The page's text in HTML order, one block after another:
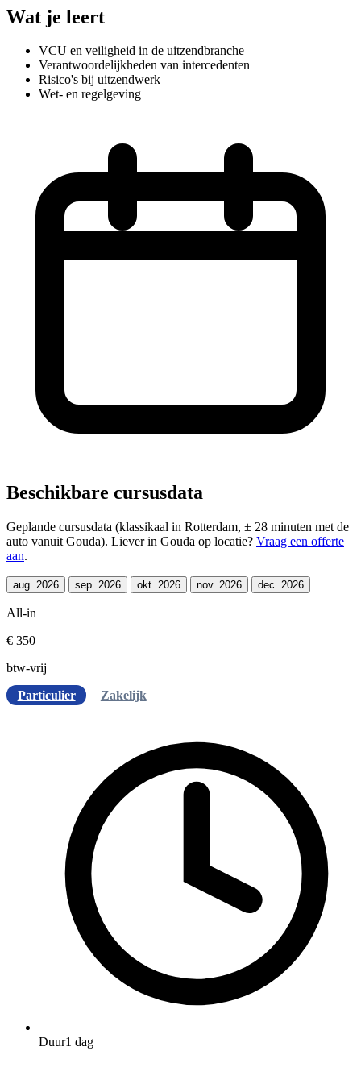
Wat je leert
VCU en veiligheid in de uitzendbranche
Verantwoordelijkheden van intercedenten
Risico's bij uitzendwerk
Wet- en regelgeving
Beschikbare cursusdata
Geplande cursusdata (klassikaal in Rotterdam, ± 28 minuten met de
auto vanuit Gouda). Liever in Gouda op locatie? Vraag een offerte
aan.
aug. 2026 sep. 2026 okt. 2026 nov. 2026 dec. 2026
All-in
€ 350
btw-vrij
Particulier
Zakelijk
Duur1 dag